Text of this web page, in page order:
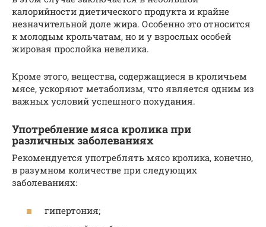
калорийности диетического продукта и крайне
незначительной доле жира. Особенно это относится
к молодым крольчатам, но и у взрослых особей
жировая прослойка невелика.
Кроме этого, вещества, содержащиеся в кроличьем
мясе, ускоряют метаболизм, что является одним из
важных условий успешного похудания.
Употребление мяса кролика при
различных заболеваниях
Рекомендуется употреблять мясо кролика, конечно,
в разумном количестве при следующих
заболеваниях:
гипертония;